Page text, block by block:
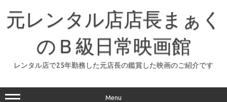
元レンタル店店長まぁく
のＢ級日常映画館
レンタル店で25年勤務した元店長の鑑賞した映画のご紹介です
Menu